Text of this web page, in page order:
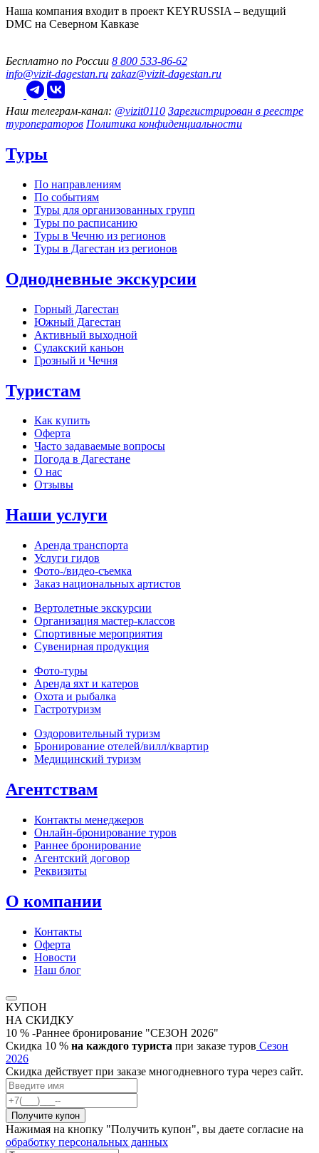
Наша компания входит в проект KEYRUSSIA – ведущий
DMC на Северном Кавказе
Бесплатно по России 8 800 533-86-62
info@vizit-dagestan.ru zakaz@vizit-dagestan.ru
Наш телеграм‑канал: @vizit0110 Зарегистрирован в реестре
туроператоров Политика конфиденциальности
Туры
По направлениям
По событиям
Туры для организованных групп
Туры по расписанию
Туры в Чечню из регионов
Туры в Дагестан из регионов
Однодневные экскурсии
Горный Дагестан
Южный Дагестан
Активный выходной
Сулакский каньон
Грозный и Чечня
Туристам
Как купить
Оферта
Часто задаваемые вопросы
Погода в Дагестане
О нас
Отзывы
Наши услуги
Аренда транспорта
Услуги гидов
Фото-/видео‑съемка
Заказ национальных артистов
Вертолетные экскурсии
Организация мастер‑классов
Спортивные мероприятия
Сувенирная продукция
Фото‑туры
Аренда яхт и катеров
Охота и рыбалка
Гастротуризм
Оздоровительный туризм
Бронирование отелей/вилл/квартир
Медицинский туризм
Агентствам
Контакты менеджеров
Онлайн‑бронирование туров
Раннее бронирование
Агентский договор
Реквизиты
О компании
Контакты
Оферта
Новости
Наш блог
КУПОН
НА СКИДКУ
10 % -Раннее бронирование "СЕЗОН 2026"
Скидка 10 % на каждого туриста при заказе туров Сезон
2026
Скидка действует при заказе многодневного тура через сайт.
Нажимая на кнопку "Получить купон", вы даете согласие на
обработку персональных данных